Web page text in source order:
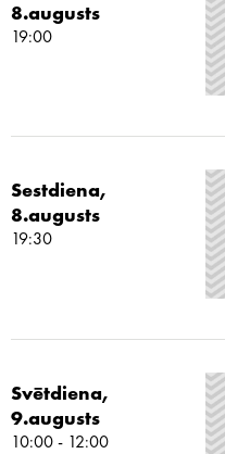
8.augusts
19:00
Sestdiena,
8.augusts
19:30
Svētdiena,
9.augusts
10:00 - 12:00